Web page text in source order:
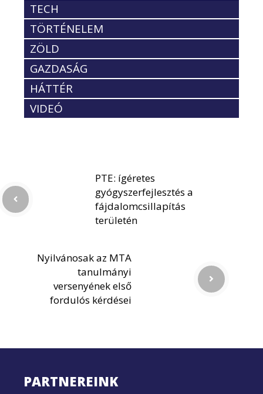
TECH
TÖRTÉNELEM
ZÖLD
GAZDASÁG
HÁTTÉR
VIDEÓ
PTE: ígéretes
gyógyszerfejlesztés a
fájdalomcsillapítás
területén
Nyilvánosak az MTA
tanulmányi
versenyének első
fordulós kérdései
PARTNEREINK